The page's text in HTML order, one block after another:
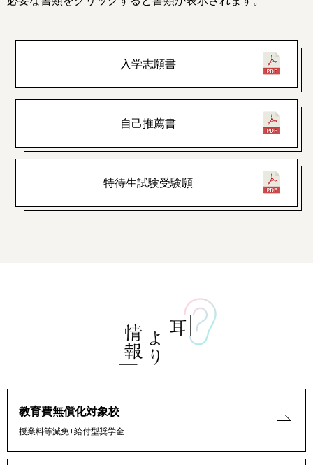
入学志願書
自己推薦書
特待生試験受験願
教育費無償化対象校
授業料等減免+給付型奨学金